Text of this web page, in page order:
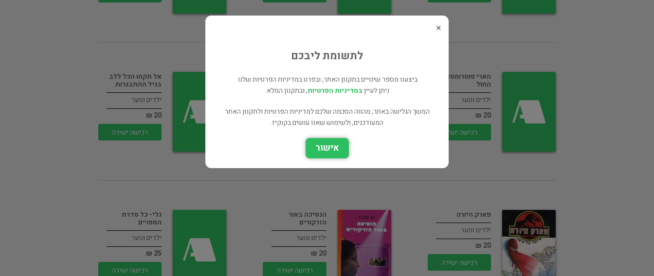
הארי פוטרומסדר עוף
החול
ילדים ונוער
20 ₪
רכישה ישירה
משפחה וחצי - סיפורו
של תום
20 ₪
אל תקחו הכל ללב
בגיל ההתבגרות
ילדים ונוער
20 ₪
רכישה ישירה
פארק היורה
ילדים ונוער
20 ₪
רכישה ישירה
הנסיכה באור
הזרקורים
ילדים ונוער
20 ₪
רכישה ישירה
גלי- כל סדרת
הספרים
ילדים ונוער
25 ₪
רכישה ישירה
×
לתשומת ליבכם
ביצענו מספר שינויים בתקנון האתר, ובפרט במדיניות הפרטיות שלנו.
ניתן לעייןבמדיניות הפרטיות, ובתקנון המלא.
המשך הגלישה באתר, מהווה הסכמה שלכם למדיניות הפרטיות ולתקנון האתר
המעודכנים, ולשימוש שאנו עושים בקוקיז.
אישור